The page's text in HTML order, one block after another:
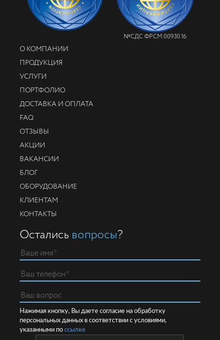
№СДС.ФР.СМ.00930.16
О КОМПАНИИ
ПРОДУКЦИЯ
УСЛУГИ
ПОРТФОЛИО
ДОСТАВКА И ОПЛАТА
FAQ
ОТЗЫВЫ
АКЦИИ
ВАКАНСИИ
БЛОГ
ОБОРУДОВАНИЕ
КЛИЕНТАМ
КОНТАКТЫ
Остались вопросы?
Нажимая кнопку, Вы даете согласие на обработку
персональных данных в соответствии с условиями,
указанными по ссылке